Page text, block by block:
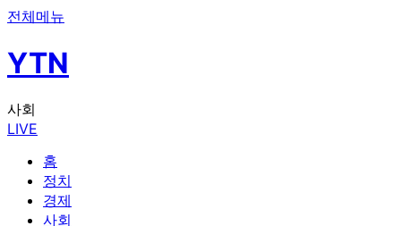
전체메뉴
YTN
사회
LIVE
홈
정치
경제
사회